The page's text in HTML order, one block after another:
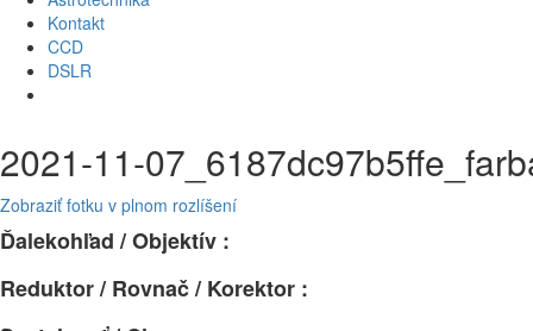
Kontakt
CCD
DSLR
2021-11-
Zobraziť fotku v plnom rozlíšení
Ďalekohľad / Objektív :
Reduktor / Rovnač / Korektor :